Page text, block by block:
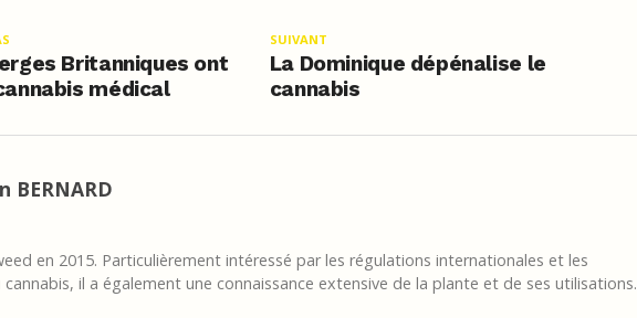
SUIVANT
La Dominique dépénalise le
cannabis
Britanniques ont
médical
BERNARD
en 2015. Particulièrement intéressé par les régulations internationales et les
il a également une connaissance extensive de la plante et de ses utilisations.